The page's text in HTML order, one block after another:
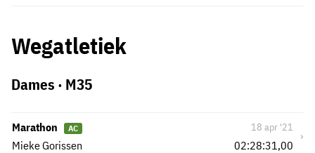
Wegatletiek
Dames · M35
Marathon AC
Mieke Gorissen 02:28:31,00
18 apr '21
›